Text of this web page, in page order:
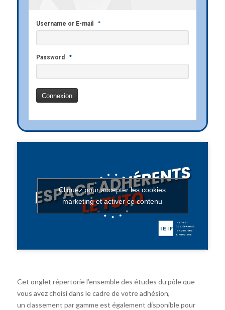
Username or E-mail *
Password *
Cliquez pour accepter les cookies
marketing et activer ce contenu
Cet onglet répertorie l’ensemble des études du pôle que
vous avez choisi dans le cadre de votre adhésion,
un classement par gamme est également disponible pour